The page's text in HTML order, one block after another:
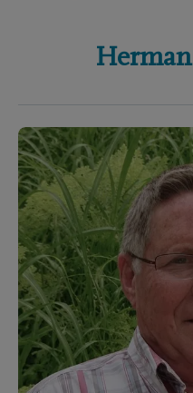
Herman